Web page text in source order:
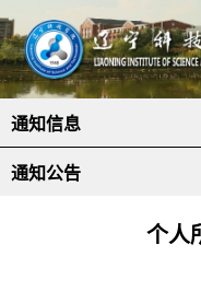
通知信息
通知公告
个人